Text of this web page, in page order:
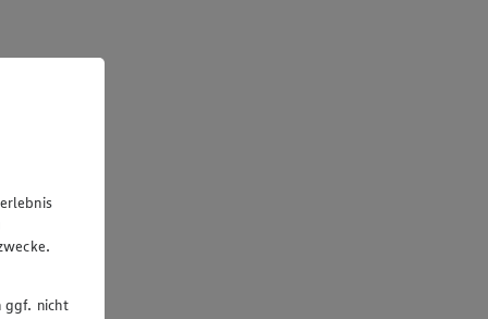
ggf. nicht